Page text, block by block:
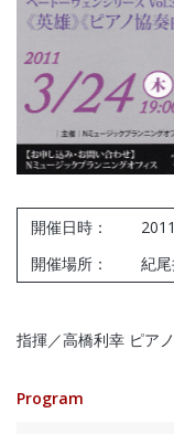
開催日時：
開催場所：
紀
指揮／高橋利幸 ピア
Program